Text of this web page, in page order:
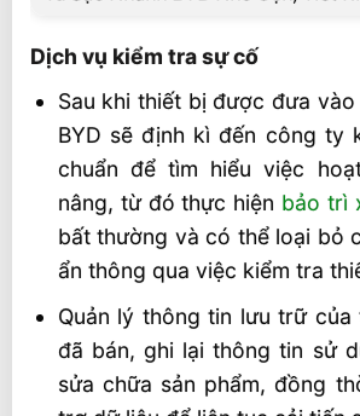
Dịch vụ kiểm tra sự cố
Sau khi thiết bị được đưa
BYD sẽ định kì đến công ty
chuẩn để tìm hiểu việc
nâng, từ đó thực hiện bảo trì
bất thường và có thể loại bỏ
ẩn thông qua việc kiểm tra
Quản lý thông tin lưu trữ của
đã bán, ghi lại thông tin sử
sửa chữa sản phẩm, đồng